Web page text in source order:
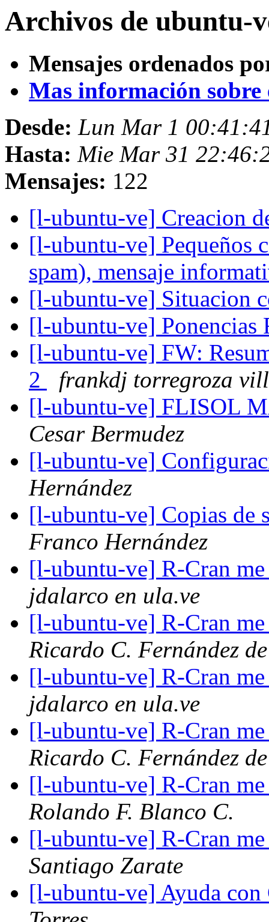
Archivos de ubuntu-
Mensajes ordenados
Mas información sobre
Desde: Lun Mar 1
Hasta: Mie Mar 31
Mensajes: 122
[l-ubuntu-ve] Creacion
[l-ubuntu-ve] Pequeños
spam), mensaje
[l-ubuntu-ve] Situacion
[l-ubuntu-ve]
[l-ubuntu-ve] FW:
2
frankdj torregroza
[l-ubuntu-ve] FLISOL
Cesar Bermudez
[l-ubuntu-ve]
Hernández
[l-ubuntu-ve] Copias de
Franco Hernández
[l-ubuntu-ve] R-Cran
jdalarco en ula.ve
[l-ubuntu-ve] R-Cran
Ricardo C. Fernández
[l-ubuntu-ve] R-Cran
jdalarco en ula.ve
[l-ubuntu-ve] R-Cran
Ricardo C. Fernández
[l-ubuntu-ve] R-Cran
Rolando F. Blanco C.
[l-ubuntu-ve] R-Cran
Santiago Zarate
[l-ubuntu-ve] Ayuda